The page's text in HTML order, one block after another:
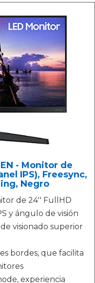
- Monitor de
IPS), Freesync,
Negro
de 24'' FullHD
y ángulo de visión
visionado superior
bordes, que facilita
experiencia